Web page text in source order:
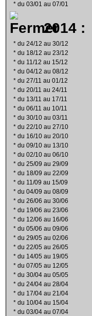
* du 03/01 au 07/01
2014 :
* du 24/12 au 30/12
* du 18/12 au 23/12
* du 11/12 au 15/12
* du 04/12 au 08/12
* du 27/11 au 01/12
* du 20/11 au 24/11
* du 13/11 au 17/11
* du 06/11 au 10/11
* du 30/10 au 03/11
* du 22/10 au 27/10
* du 16/10 au 20/10
* du 09/10 au 13/10
* du 02/10 au 06/10
* du 25/09 au 29/09
* du 18/09 au 22/09
* du 11/09 au 15/09
* du 04/09 au 08/09
* du 26/06 au 30/06
* du 19/06 au 23/06
* du 12/06 au 16/06
* du 05/06 au 09/06
* du 29/05 au 02/06
* du 22/05 au 26/05
* du 14/05 au 19/05
* du 07/05 au 12/05
* du 30/04 au 05/05
* du 24/04 au 28/04
* du 17/04 au 21/04
* du 10/04 au 15/04
* du 03/04 au 07/04